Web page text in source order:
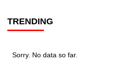
TRENDING
Sorry. No data so far.